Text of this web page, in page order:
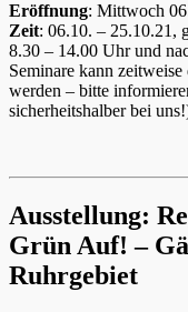
Eröffnung: Mittwoch
Zeit: 06.10. – 25.10.21,
8.30 – 14.00 Uhr und
Seminare kann
werden – bitte
sicherheitshalber bei
Ausstellung:
Grün Auf! –
Ruhrgebiet